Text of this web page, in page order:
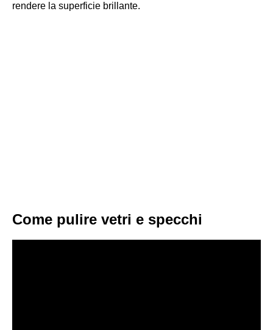
rendere la superficie brillante.
Come pulire vetri e specchi